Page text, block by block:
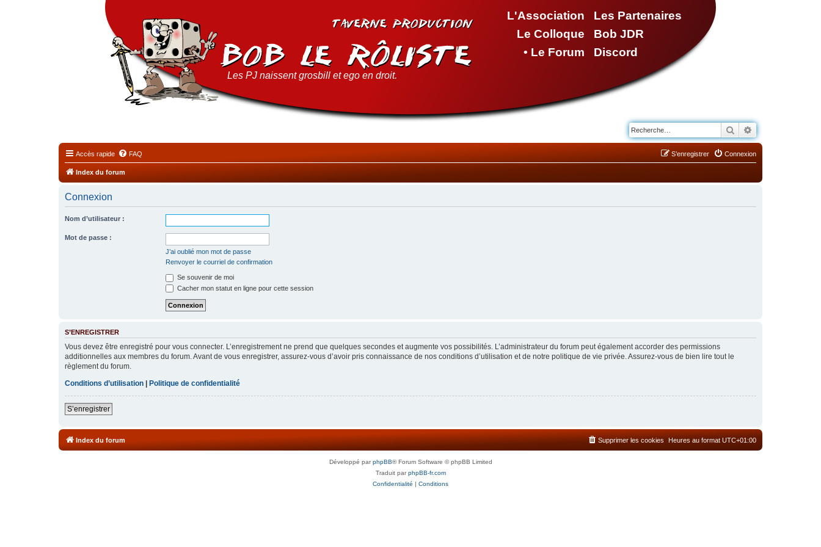
L'Association
Le Colloque
• Le Forum
Les Partenaires
Bob JDR
Discord
Les PJ naissent grosbill et ego en droit.
Rechercher
Accès rapide FAQ Connexion
S’enregistrer
Index du forum
Connexion
Nom d’utilisateur :
Mot de passe :
J’ai oublié mon mot de passe
Renvoyer le courriel de confirmation
Se souvenir de moi
Cacher mon statut en ligne pour cette session
S’ENREGISTRER
Vous devez être enregistré pour vous connecter. L’enregistrement ne prend que quelques secondes et augmente vos possibilités. L’administrateur du forum peut également accorder des permissions
additionnelles aux membres du forum. Avant de vous enregistrer, assurez-vous d’avoir pris connaissance de nos conditions d’utilisation et de notre politique de vie privée. Assurez-vous de bien lire tout le
règlement du forum.
Conditions d’utilisation | Politique de confidentialité
S’enregistrer
Index du forum Heures au format UTC+01:00
Supprimer les cookies
Développé parphpBB® Forum Software © phpBB Limited
Traduit parphpBB-fr.com
Confidentialité | Conditions